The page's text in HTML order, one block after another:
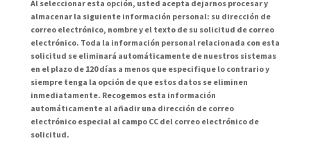
Al seleccionar esta opción, usted acepta dejarnos procesar y
almacenar la siguiente información personal: su dirección de
correo electrónico, nombre y el texto de su solicitud de correo
electrónico. Toda la información personal relacionada con esta
solicitud se eliminará automáticamente de nuestros sistemas
en el plazo de 120 días a menos que especifique lo contrario y
siempre tenga la opción de que estos datos se eliminen
inmediatamente. Recogemos esta información
automáticamente al añadir una dirección de correo
electrónico especial al campo CC del correo electrónico de
solicitud.